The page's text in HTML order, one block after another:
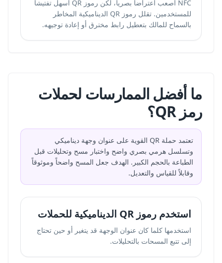
NFC أصعب اعتراضاً بصرياً، لكن رموز QR أسهل تفتيشاً
للمستخدمين. تقلل رموز QR الديناميكية المخاطر
بالسماح للمالك بتعطيل رابط مخترق أو إعادة توجيهه.
ما أفضل الممارسات لحملات
رمز QR؟
تعتمد حملة QR القوية على عنوان وجهة ديناميكي
وتسلسل هرمي بصري واضح واختبار مسح وتحليلات قبل
الطباعة بالحجم الكبير. الهدف جعل المسح واضحاً وموثوقاً
وقابلاً للقياس والتعديل.
استخدم رموز QR الديناميكية للحملات
استخدمها كلما كان عنوان الوجهة قد يتغير أو حين تحتاج
إلى تتبع المسحات بالتحليلات.